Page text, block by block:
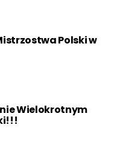
Polski w
Wielokrotnym